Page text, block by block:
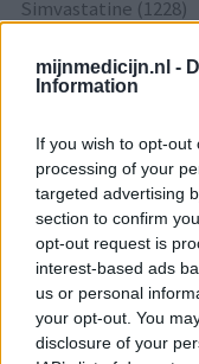
mijnmedicijn.nl -
Information
If you wish to opt-
processing of your
targeted advertising
section to confirm
opt-out request is
interest-based ads
us or personal
your opt-out. You
disclosure of your
Simvastatine (1228)
Champix (1187)
Verslavingsziekten
Venlafaxine (1004)
Depressie -
Tramadol (939)
Pijn - morfine-achtigen
Thyrax Duotab (882)
Schildklier -
Omeprazol (848)
Maagzuur -